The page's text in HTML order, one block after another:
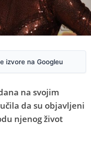
izvore na Googleu
na svojim
da su objavljeni
njenog život